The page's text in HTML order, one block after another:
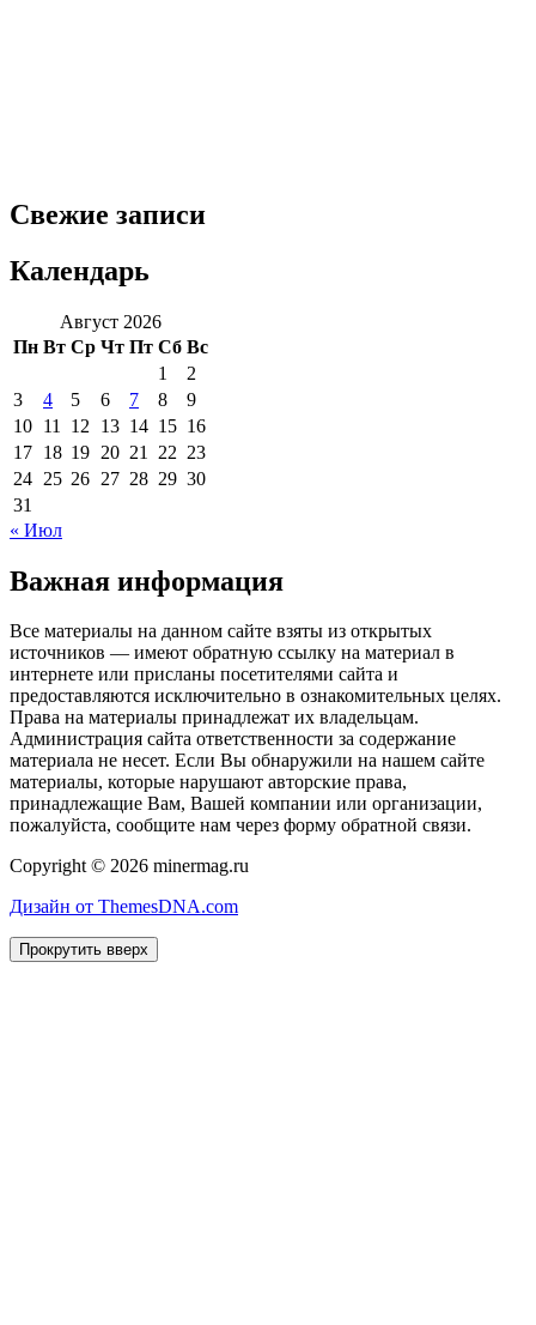
Свежие записи
Календарь
Август 2026
Пн Вт Ср Чт Пт Сб Вс
1
2
3
4 5 6 7 8
9
10 11 12 13 14 15 16
17 18 19 20 21 22 23
24 25 26 27 28 29 30
31
« Июл
Важная информация
Все материалы на данном сайте взяты из открытых
источников — имеют обратную ссылку на материал в
интернете или присланы посетителями сайта и
предоставляются исключительно в ознакомительных целях.
Права на материалы принадлежат их владельцам.
Администрация сайта ответственности за содержание
материала не несет. Если Вы обнаружили на нашем сайте
материалы, которые нарушают авторские права,
принадлежащие Вам, Вашей компании или организации,
пожалуйста, сообщите нам через форму обратной связи.
Copyright © 2026 minermag.ru
Дизайн от ThemesDNA.com
Прокрутить вверх